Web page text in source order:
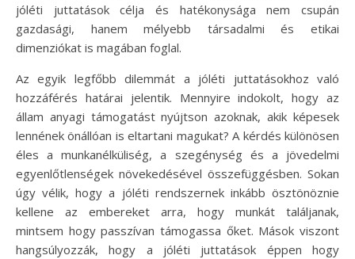
jóléti juttatások célja és hatékonysága nem csupán
gazdasági, hanem mélyebb társadalmi és etikai
dimenziókat is magában foglal.
Az egyik legfőbb dilemmát a jóléti juttatásokhoz való
hozzáférés határai jelentik. Mennyire indokolt, hogy az
állam anyagi támogatást nyújtson azoknak, akik képesek
lennének önállóan is eltartani magukat? A kérdés különösen
éles a munkanélküliség, a szegénység és a jövedelmi
egyenlőtlenségek növekedésével összefüggésben. Sokan
úgy vélik, hogy a jóléti rendszernek inkább ösztönöznie
kellene az embereket arra, hogy munkát találjanak,
mintsem hogy passzívan támogassa őket. Mások viszont
hangsúlyozzák, hogy a jóléti juttatások éppen hogy